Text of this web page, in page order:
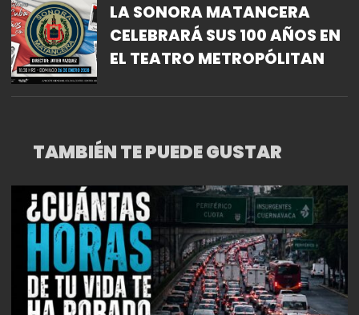
LA SONORA MATANCERA
CELEBRARÁ SUS 100 AÑOS EN
EL TEATRO METROPÓLITAN
TAMBIÉN TE PUEDE GUSTAR